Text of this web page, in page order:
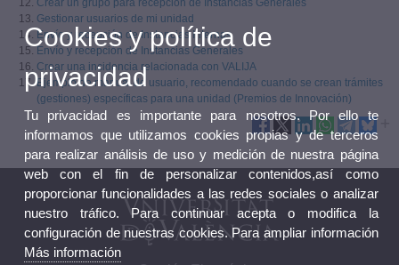
Crear un grupo para recepción de Instancias Generales
Gestionar usuarios de mi unidad
Envío y recepción de Instancias Internas
Envío y recepción de Instancias Generales
Crear una incidencia relacionada con VALIJA
Ejemplo de manual de usuario, recomendado cuando se crean trámites
(gestiones) específicas para una unidad (Premios de Innovación)
Cookies y política de
privacidad
Tu privacidad es importante para nosotros. Por ello te
informamos que utilizamos cookies propias y de terceros
para realizar análisis de uso y medición de nuestra página
web con el fin de personalizar contenidos,así como
proporcionar funcionalidades a las redes sociales o analizar
nuestro tráfico. Para continuar acepta o modifica la
configuración de nuestras cookies. Para ampliar información
Más información